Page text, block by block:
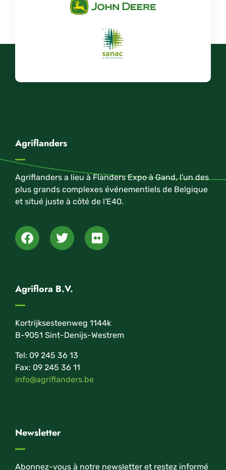
Agriflanders
Agriflanders a lieu à Flanders Expo à Gand, l'un des
plus grands complexes événementiels de Belgique
et situé juste à côté de l'E40.
Agriflora B.V.
Kortrijksesteenweg 1144k
B-9051 Sint-Denijs-Westrem
Tel: 09 245 36 13
Fax: 09 245 36 11
info@agriflanders.be
Newsletter
Abonnez-vous à notre newsletter et restez informé